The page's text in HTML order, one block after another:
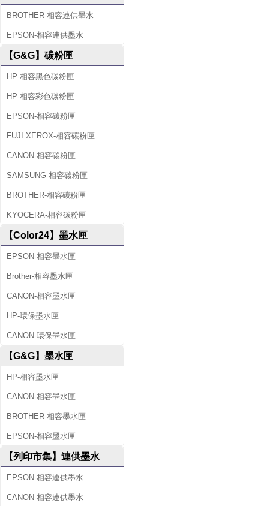
BROTHER-相容連供墨水
EPSON-相容連供墨水
【G&G】碳粉匣
HP-相容黑色碳粉匣
HP-相容彩色碳粉匣
EPSON-相容碳粉匣
FUJI XEROX-相容碳粉匣
CANON-相容碳粉匣
SAMSUNG-相容碳粉匣
BROTHER-相容碳粉匣
KYOCERA-相容碳粉匣
【Color24】墨水匣
EPSON-相容墨水匣
Brother-相容墨水匣
CANON-相容墨水匣
HP-環保墨水匣
CANON-環保墨水匣
【G&G】墨水匣
HP-相容墨水匣
CANON-相容墨水匣
BROTHER-相容墨水匣
EPSON-相容墨水匣
【列印市集】連供墨水
EPSON-相容連供墨水
CANON-相容連供墨水